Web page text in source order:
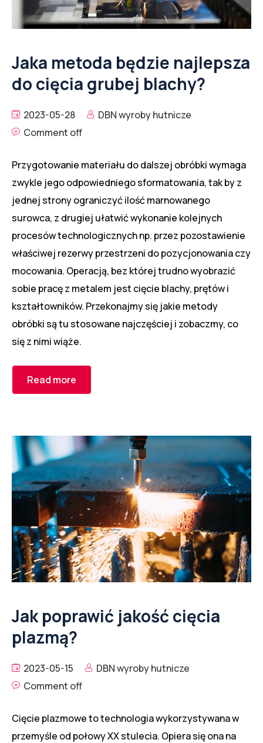
Jaka metoda będzie najlepsza
do cięcia grubej blachy?
2023-05-28
DBN wyroby hutnicze
Comment off
Przygotowanie materiału do dalszej obróbki wymaga
zwykle jego odpowiedniego sformatowania, tak by z
jednej strony ograniczyć ilość marnowanego
surowca, z drugiej ułatwić wykonanie kolejnych
procesów technologicznych np. przez pozostawienie
właściwej rezerwy przestrzeni do pozycjonowania czy
mocowania. Operacją, bez której trudno wyobrazić
sobie pracę z metalem jest cięcie blachy, prętów i
kształtowników. Przekonajmy się jakie metody
obróbki są tu stosowane najczęściej i zobaczmy, co
się z nimi wiąże.
Read more
Jak poprawić jakość cięcia
plazmą?
2023-05-15
DBN wyroby hutnicze
Comment off
Cięcie plazmowe to technologia wykorzystywana w
przemyśle od połowy XX stulecia. Opiera się ona na